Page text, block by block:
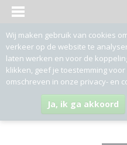
Wij maken gebruik van cookies
verkeer op de website te
laten werken en voor de
klikken, geef je toestemming
omschreven in onze privacy- en
Ja, ik ga akkoord